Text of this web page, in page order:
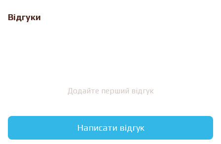
Відгуки
Додайте перший відгук
Написати відгук